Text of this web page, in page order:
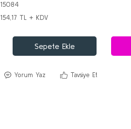
15084
154,17 TL + KDV
Sepete Ekle
Yorum Yaz Tavsiye Et